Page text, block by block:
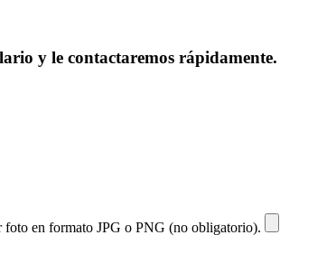
y le contactaremos rápidamente.
en formato JPG o PNG (no obligatorio).